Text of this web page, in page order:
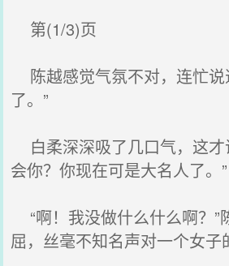
第(1/3)页
陈越感觉气氛不对，连忙说
了。”
白柔深深吸了几口气，这才
会你？你现在可是大名人了。”
“啊！我没做什么什么啊？”
屈，丝毫不知名声对一个女子